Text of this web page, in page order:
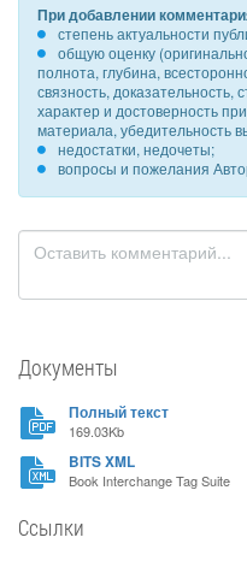
При добавлении
степень актуальности
общую оценку
полнота, глубина,
связность, доказательность,
характер и достоверность
материала, убедительность
недостатки, недочеты;
вопросы и пожелания
Документы
Полный текст
169.03Kb
BITS XML
Book Interchange Tag Suite
Ссылки